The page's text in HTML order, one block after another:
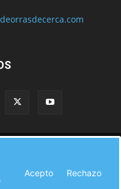
Sucesos Contacto
Acepto Rechazo